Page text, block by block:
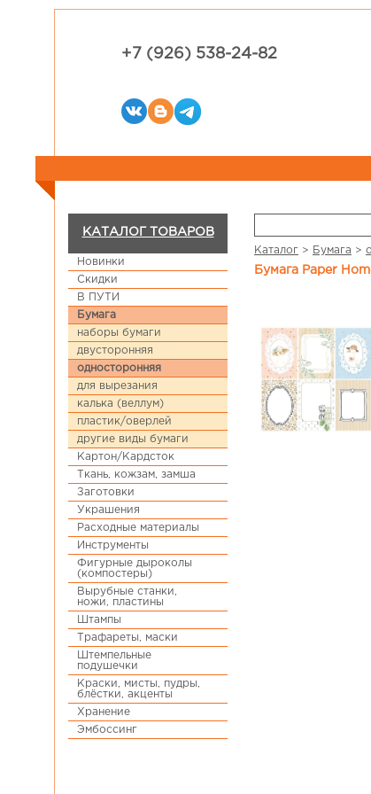
+7 (926) 538-24-82
КАТАЛОГ ТОВАРОВ
Новинки
Скидки
В ПУТИ
Бумага
наборы бумаги
двусторонняя
односторонняя
для вырезания
калька (веллум)
пластик/оверлей
другие виды бумаги
Картон/Кардсток
Ткань, кожзам, замша
Заготовки
Украшения
Расходные материалы
Инструменты
Фигурные дыроколы
(компостеры)
Вырубные станки,
ножи, пластины
Штампы
Трафареты, маски
Штемпельные
подушечки
Краски, мисты, пудры,
блёстки, акценты
Хранение
Эмбоссинг
Каталог > Бумага >
Бумага Paper